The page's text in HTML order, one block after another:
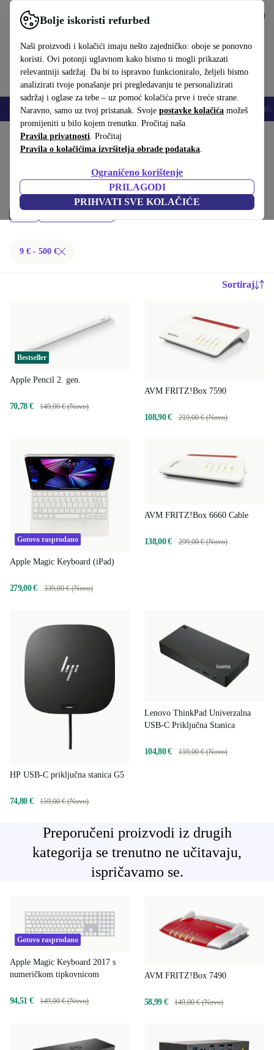
Bolje iskoristi refurbed
Naši proizvodi i kolačići imaju nešto zajedničko: oboje se ponovno
koristi. Ovi potonji uglavnom kako bismo ti mogli prikazati
relevantniji sadržaj. Da bi to ispravno funkcioniralo, željeli bismo
analizirati tvoje ponašanje pri pregledavanju te personalizirati
sadržaj i oglase za tebe – uz pomoć kolačića prve i treće strane.
Naravno, samo uz tvoj pristanak. Svoje postavke kolačića možeš
promijeniti u bilo kojem trenutku. Pročitaj naša
Pravila privatnosti. Pročitaj
Pravila o kolačićima izvršitelja obrade podataka.
Ograničeno korištenje
PRILAGODI
PRIHVATI SVE KOLAČIĆE
Koristi refurbed brzo i jednostavno
Mobiteli Prijenosna računala Tableti Pametni satovi Dodaci
Početna stranica Proizvodi
Kupi refurbished Dodatna oprema ispod 500 € – kvaliteta, jamstvo i 30
dana za povrat. Uštedi novac i čuvaj okoliš.
9 € - 500 €
Sortiraj
Bestseller
Apple Pencil 2. gen.
70,78 € 149,00 € (Novo)
AVM FRITZ!Box 7590
108,90 € 219,00 € (Novo)
Gotovo rasprodano
Apple Magic Keyboard (iPad)
279,00 € 339,00 € (Novo)
AVM FRITZ!Box 6660 Cable
138,00 € 299,00 € (Novo)
HP USB-C priključna stanica G5
74,80 € 159,00 € (Novo)
Lenovo ThinkPad Univerzalna
USB-C Priključna Stanica
104,80 € 159,00 € (Novo)
Preporučeni proizvodi iz drugih
kategorija se trenutno ne učitavaju,
ispričavamo se.
Gotovo rasprodano
Apple Magic Keyboard 2017 s
numeričkom tipkovnicom
94,51 € 149,00 € (Novo)
AVM FRITZ!Box 7490
58,99 € 149,00 € (Novo)